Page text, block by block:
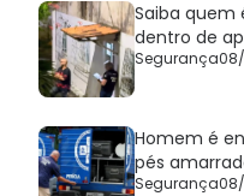
Saiba quem
dentro de
Segurança
Homem é
pés
Segurança